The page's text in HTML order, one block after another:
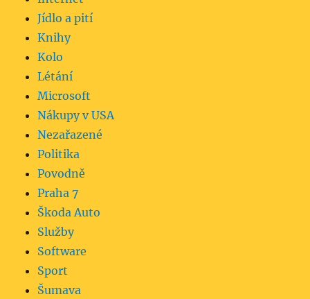
Jídlo a pití
Knihy
Kolo
Létání
Microsoft
Nákupy v USA
Nezařazené
Politika
Povodně
Praha 7
Škoda Auto
Služby
Software
Sport
Šumava